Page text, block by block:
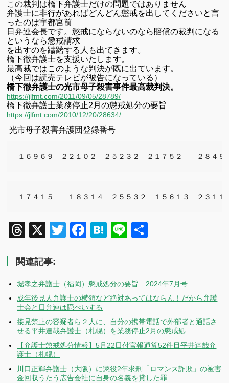
この裁判は橋下弁護士だけの問題ではありません
弁護士に非行があればどんどん懲戒を出してくださいと言
ったのは宇都宮前
日弁連会長です。懲戒にならないのなら賠償の裁判になる
というなら懲戒請求
を出すのを躊躇する人も出てきます。
橋下徹弁護士を支援いたします。
最高裁ではこのような判決が既に出ています。
（今回は読売テレビが被告になっている）
橋下徹弁護士の光市母子殺害事件最高裁判決。
https://jlfmt.com/2011/09/05/28789/
橋下徹弁護士業務停止2月の懲戒処分の要旨
https://jlfmt.com/2010/12/20/28634/
光市母子殺害弁護団登録番号
１６９６９　２２１０２　２５２３２　２１７５２　　２８４
１７４１５　　１８３１４　２５５３２　１５６１３　２３１
Threads
X TwitterFacebook
Hatena
Line
関連記事:
堀孝之弁護士（福岡）懲戒処分の要旨 2024年7月号
成年後見人弁護士の横領など絶対あってはならん！だから弁護
士会と日弁連は隠ぺいする
接見禁止の容疑者ら２人に、自分の携帯電話で外部者と通話さ
せる平井達哉弁護士（札幌）を業務停止2月の懲戒処…
【弁護士懲戒処分情報】5月22日付官報通算52件目平井達哉弁
護士（札幌）
川口正輝弁護士（大阪）に懲役2年求刑「ロマンス詐欺」の被害
金回収うたう広告会社に自身の名義を貸した罪…